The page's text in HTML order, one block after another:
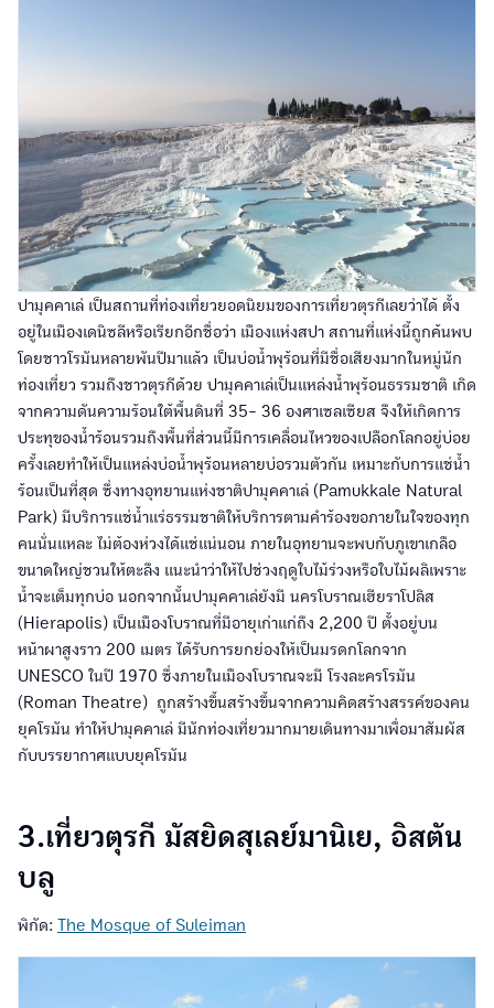
ปามุคคาเล่ เป็นสถานที่ท่องเที่ยวยอดนิยมของการเที่ยวตุรกีเลยว่าได้ ตั้ง
อยู่ในเมืองเดนิซลีหรือเรียกอีกชื่อว่า เมืองแห่งสปา สถานที่แห่งนี้ถูกค้นพบ
โดยชาวโรมันหลายพันปีมาแล้ว เป็นบ่อน้ำพุร้อนที่มีชื่อเสียงมากในหมู่นัก
ท่องเที่ยว รวมถึงชาวตุรกีด้วย ปามุคคาเล่เป็นแหล่งน้ำพุร้อนธรรมชาติ เกิด
จากความดันความร้อนใต้พื้นดินที่ 35- 36 องศาเซลเซียส จึงให้เกิดการ
ประทุของน้ำร้อนรวมถึงพื้นที่ส่วนนี้มีการเคลื่อนไหวของเปลือกโลกอยู่บ่อย
ครั้งเลยทำให้เป็นแหล่งบ่อน้ำพุร้อนหลายบ่อรวมตัวกัน เหมาะกับการแช่น้ำ
ร้อนเป็นที่สุด ซึ่งทางอุทยานแห่งชาติปามุคคาเล่ (Pamukkale Natural
Park) มีบริการแช่น้ำแร่ธรรมชาติให้บริการตามคำร้องขอภายในใจของทุก
คนนั่นแหละ ไม่ต้องห่วงได้แช่แน่นอน ภายในอุทยานจะพบกับภูเขาเกลือ
ขนาดใหญ่ชวนให้ตะลึง แนะนำว่าให้ไปช่วงฤดูใบไม้ร่วงหรือใบไม้ผลิเพราะ
น้ำจะเต็มทุกบ่อ นอกจากนั้นปามุคคาเล่ยังมี นครโบราณเฮียราโปลิส
(Hierapolis) เป็นเมืองโบราณที่มีอายุเก่าแก่ถึง 2,200 ปี ตั้งอยู่บน
หน้าผาสูงราว 200 เมตร ได้รับการยกย่องให้เป็นมรดกโลกจาก
UNESCO ในปี 1970 ซึ่งภายในเมืองโบราณจะมี โรงละครโรมัน
(Roman Theatre) ถูกสร้างขึ้นสร้างขึ้นจากความคิดสร้างสรรค์ของคน
ยุคโรมัน ทำให้ปามุคคาเล่ มีนักท่องเที่ยวมากมายเดินทางมาเพื่อมาสัมผัส
กับบรรยากาศแบบยุคโรมัน
3.เที่ยวตุรกี มัสยิดสุเลย์มานิเย, อิสตัน
บลู
พิกัด: The Mosque of Suleiman